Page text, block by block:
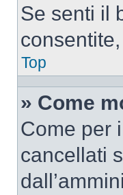
Se senti il
Top
» Come
Come per
cancellati